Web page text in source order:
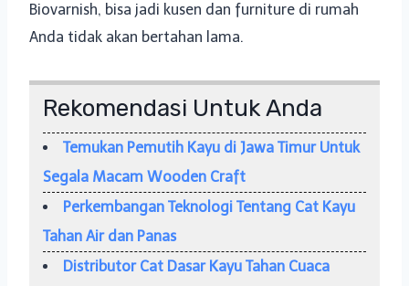
Biovarnish, bisa jadi kusen dan furniture di rumah
Anda tidak akan bertahan lama.
Rekomendasi Untuk Anda
Temukan Pemutih Kayu di Jawa Timur Untuk
Segala Macam Wooden Craft
Perkembangan Teknologi Tentang Cat Kayu
Tahan Air dan Panas
Distributor Cat Dasar Kayu Tahan Cuaca